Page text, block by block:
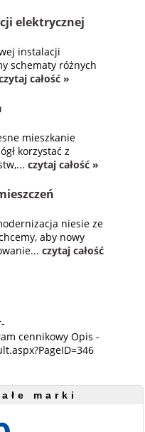
elektrycznej
instalacji
schematy różnych
całość »
mieszkanie
korzystać z
czytaj całość »
niesie ze
aby nowy
czytaj całość
cennikowy Opis -
marki